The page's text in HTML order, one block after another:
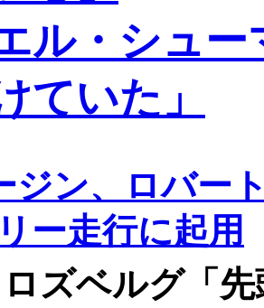
ル・シュ
ていた」
ジン、ロバー
ー走行に起用
ズベルグ「